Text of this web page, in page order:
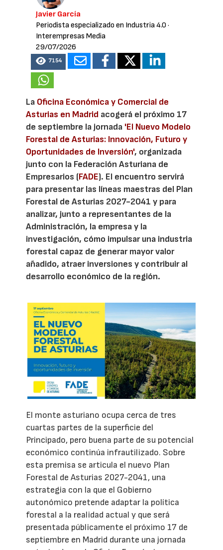
Javier García
Periodista especializado en Industria 4.0 ·
Interempresas Media
29/07/2026
7154
La Oficina Económica y Comercial de
Asturias en Madrid acogerá el próximo 17
de septiembre la jornada 'El Nuevo Modelo
Forestal de Asturias: Innovación, Futuro y
Oportunidades de Inversión', organizada
junto con la Federación Asturiana de
Empresarios (FADE). El encuentro servirá
para presentar las líneas maestras del Plan
Forestal de Asturias 2027-2041 y para
analizar, junto a representantes de la
Administración, la empresa y la
investigación, cómo impulsar una industria
forestal capaz de generar mayor valor
añadido, atraer inversiones y contribuir al
desarrollo económico de la región.
El monte asturiano ocupa cerca de tres
cuartas partes de la superficie del
Principado, pero buena parte de su potencial
económico continúa infrautilizado. Sobre
esta premisa se articula el nuevo Plan
Forestal de Asturias 2027-2041, una
estrategia con la que el Gobierno
autonómico pretende adaptar la política
forestal a la realidad actual y que será
presentada públicamente el próximo 17 de
septiembre en Madrid durante una jornada